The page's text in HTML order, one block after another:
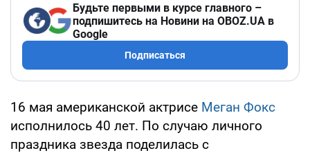
Будьте первыми в курсе главного –
подпишитесь на Новини на OBOZ.UA в
Google
Подписаться
16 мая американской актрисе Меган Фокс
исполнилось 40 лет. По случаю личного
праздника звезда поделилась с